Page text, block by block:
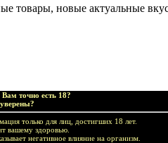
новые актуальные
точно есть 18?
только для лиц, достигших 18 лет.
вашему здоровью.
негативное влияние на организм.